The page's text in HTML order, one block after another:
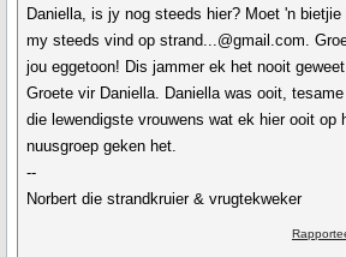
Daniella, is jy nog steeds hier? Moet 'n
my steeds vind op strand...@gmail.com.
jou eggetoon! Dis jammer ek het nooit
Groete vir Daniella. Daniella was ooit,
die lewendigste vrouwens wat ek hier ooit op
nuusgroep geken het.
--
Norbert die strandkruier & vrugtekweker